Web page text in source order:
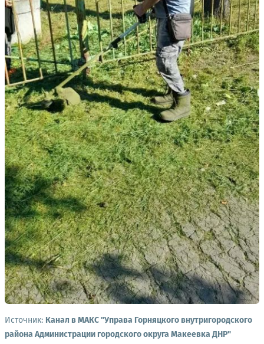
Источник: Канал в МАКС "Управа Горняцкого внутригородского
района Администрации городского округа Макеевка ДНР"